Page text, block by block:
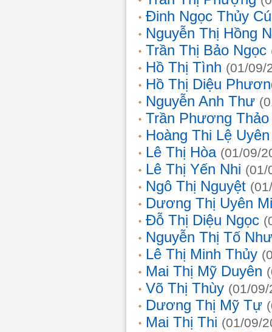
Đinh Ngọc Thủy
Nguyễn Thị Hồng
Trần Thị Bảo Ngọc
Hồ Thị Tình (01/09/
Hồ Thị Diệu
Nguyễn Anh Thư
Trần Phương Thảo
Hoàng Thi Lệ Uyên
Lê Thị Hòa (01/09/
Lê Thị Yến Nhi (01/
Ngô Thị Nguyệt
Dương Thị Uyên Mi
Đỗ Thị Diệu Ngọc
Nguyễn Thị Tố Như
Lê Thị Minh Thủy
Mai Thị Mỹ Duyên
Võ Thị Thùy (01/
Dương Thị Mỹ Tự
Mai Thị Thi (01/09/